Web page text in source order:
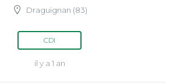
Draguignan (83)
CDI
il y a 1 an